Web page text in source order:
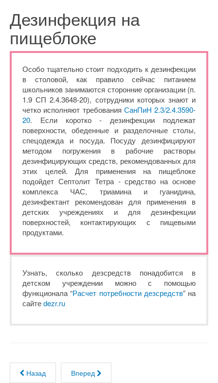
Дезинфекция на
пищеблоке
Особо тщательно стоит подходить к дезинфекции
в столовой, как правило сейчас питанием
школьников занимаются сторонние организации (п.
1.9 СП 2.4.3648-20), сотрудники которых знают и
четко исполняют требования СанПиН 2.3/2.4.3590-
20. Если коротко - дезинфекции подлежат
поверхности, обеденные и разделочные столы,
спецодежда и посуда. Посуду дезинфицируют
методом погружения в рабочие растворы
дезинфицирующих средств, рекомендованных для
этих целей. Для применения на пищеблоке
подойдет Септолит Тетра - средство на основе
комплекса ЧАС, триамина и гуанидина,
дезинфектант рекомендован для применения в
детских учреждениях и для дезинфекции
поверхностей, контактирующих с пищевыми
продуктами.
Узнать, сколько дезсредств понадобится в
детском учреждении можно с помощью
функционала “Расчет потребности дезсредств” на
сайтеdezr.ru
Назад Вперед